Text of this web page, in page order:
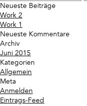
nach:
Neueste Beiträge
Work 2
Work 1
Neueste Kommentare
Archiv
Juni 2015
Kategorien
Allgemein
Meta
Anmelden
Eintrags-Feed